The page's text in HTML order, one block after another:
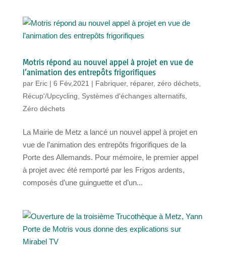
Motris répond au nouvel appel à projet en vue de
l’animation des entrepôts frigorifiques
par Eric| 6 Fév,2021 | Fabriquer, réparer, zéro déchets,
Récup'/Upcycling
Systèmes d'échanges alternatifs,
Zéro déchets
La Mairie de Metz a lancé un nouvel appel à projet en
vue de l’animation des entrepôts frigorifiques de la
Porte des Allemands. Pour mémoire, le premier appel
à projet avec été remporté par les Frigos ardents,
composés d’une guinguette et d’un...